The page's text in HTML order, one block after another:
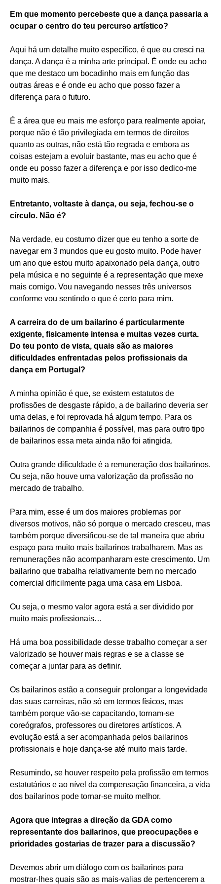
Em que momento percebeste que a dança passaria a
ocupar o centro do teu percurso artístico?
Aqui há um detalhe muito específico, é que eu cresci na
dança. A dança é a minha arte principal. É onde eu acho
que me destaco um bocadinho mais em função das
outras áreas e é onde eu acho que posso fazer a
diferença para o futuro.
É a área que eu mais me esforço para realmente apoiar,
porque não é tão privilegiada em termos de direitos
quanto as outras, não está tão regrada e embora as
coisas estejam a evoluir bastante, mas eu acho que é
onde eu posso fazer a diferença e por isso dedico-me
muito mais.
Entretanto, voltaste à dança, ou seja, fechou-se o
círculo. Não é?
Na verdade, eu costumo dizer que eu tenho a sorte de
navegar em 3 mundos que eu gosto muito. Pode haver
um ano que estou muito apaixonado pela dança, outro
pela música e no seguinte é a representação que mexe
mais comigo. Vou navegando nesses três universos
conforme vou sentindo o que é certo para mim.
A carreira do de um bailarino é particularmente
exigente, fisicamente intensa e muitas vezes curta.
Do teu ponto de vista, quais são as maiores
dificuldades enfrentadas pelos profissionais da
dança em Portugal?
A minha opinião é que, se existem estatutos de
profissões de desgaste rápido, a de bailarino deveria ser
uma delas, e foi reprovada há algum tempo. Para os
bailarinos de companhia é possível, mas para outro tipo
de bailarinos essa meta ainda não foi atingida.
Outra grande dificuldade é a remuneração dos bailarinos.
Ou seja, não houve uma valorização da profissão no
mercado de trabalho.
Para mim, esse é um dos maiores problemas por
diversos motivos, não só porque o mercado cresceu, mas
também porque diversificou-se de tal maneira que abriu
espaço para muito mais bailarinos trabalharem. Mas as
remunerações não acompanharam este crescimento. Um
bailarino que trabalha relativamente bem no mercado
comercial dificilmente paga uma casa em Lisboa.
Ou seja, o mesmo valor agora está a ser dividido por
muito mais profissionais…
Há uma boa possibilidade desse trabalho começar a ser
valorizado se houver mais regras e se a classe se
começar a juntar para as definir.
Os bailarinos estão a conseguir prolongar a longevidade
das suas carreiras, não só em termos físicos, mas
também porque vão-se capacitando, tornam-se
coreógrafos, professores ou diretores artísticos. A
evolução está a ser acompanhada pelos bailarinos
profissionais e hoje dança-se até muito mais tarde.
Resumindo, se houver respeito pela profissão em termos
estatutários e ao nível da compensação financeira, a vida
dos bailarinos pode tornar-se muito melhor.
Agora que integras a direção da GDA como
representante dos bailarinos, que preocupações e
prioridades gostarias de trazer para a discussão?
Devemos abrir um diálogo com os bailarinos para
mostrar-lhes quais são as mais-valias de pertencerem a